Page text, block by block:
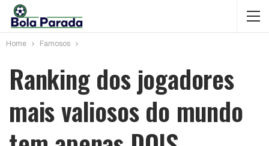
Home Famosos
Ranking dos jogadores
mais valiosos do mundo